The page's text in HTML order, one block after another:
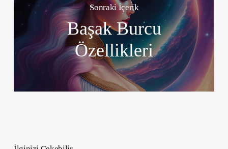
Sonraki İçerik
Başak Burcu
Özellikleri